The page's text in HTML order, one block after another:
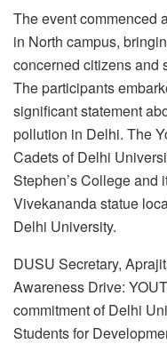
The event commenced
in North campus,
concerned citizens and
The participants
significant statement
pollution in Delhi. The
Cadets of Delhi
Stephen’s College and
Vivekananda statue
Delhi University.
DUSU Secretary,
Awareness Drive:
commitment of Delhi
Students for